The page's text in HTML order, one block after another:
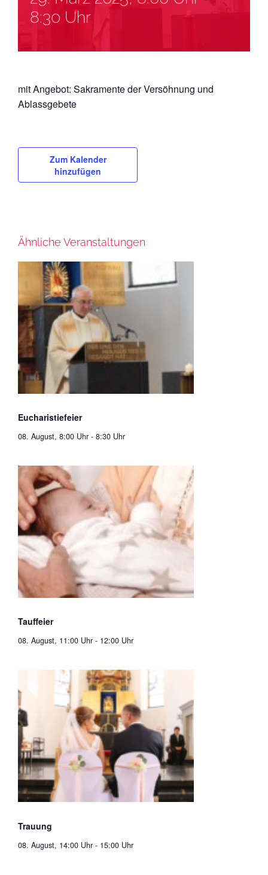
8:30 Uhr
mit Angebot: Sakramente der Versöhnung und
Ablassgebete
Zum Kalender
hinzufügen
Ähnliche Veranstaltungen
Eucharistiefeier
08. August, 8:00 Uhr - 8:30 Uhr
Tauffeier
08. August, 11:00 Uhr - 12:00 Uhr
Trauung
08. August, 14:00 Uhr - 15:00 Uhr